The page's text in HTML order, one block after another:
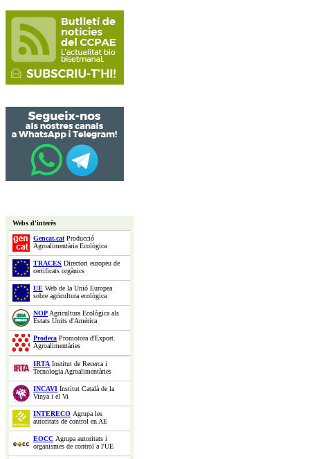
Webs d'interès
Gencat.catProducció
Agroalimentària Ecològica
TRACES Directori europeu de
certificats orgànics
UE Web de la Unió Europea
sobre agricultura ecològica
NOPAgricultura Ecològica als
Estats Units d'Amèrica
Prodeca Promotora d'Export.
Agroalimentàries
IRTA Institut de Recerca i
Tecnologia Agroalimentàries
INCAVI Institut Català de la
Vinya i el Vi
INTERECO Agrupa les
autoritats de control en AE
EOCC Agrupa autoritats i
organismes de control a l'UE